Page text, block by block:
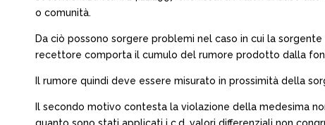
o comunità.
Da ciò possono sorgere problemi nel caso in cui la
recettore comporta il cumulo del rumore prodotto dalla
Il rumore quindi deve essere misurato in prossimità della
Il secondo motivo contesta la violazione della medesima